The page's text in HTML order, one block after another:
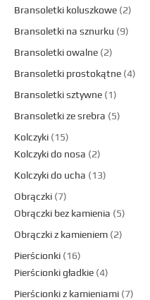
Bransoletki koluszkowe 2
Bransoletki na sznurku
9
Bransoletki owalne 2
Bransoletki prostokątne 4
Bransoletki sztywne 1
Bransoletki ze srebra
5
Kolczyki 15
Kolczyki do nosa
2
Kolczyki do ucha
13
Obrączki 7
Obrączki bez kamienia
5
Obrączki z kamieniem 2
Pierścionki 16
Pierścionki gładkie 4
Pierścionki z kamieniami 7